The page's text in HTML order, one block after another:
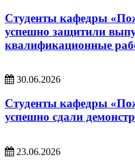
Студенты кафедры
успешно защитили
квалификационные
30.06.2026
Студенты кафедры
успешно сдали
23.06.2026